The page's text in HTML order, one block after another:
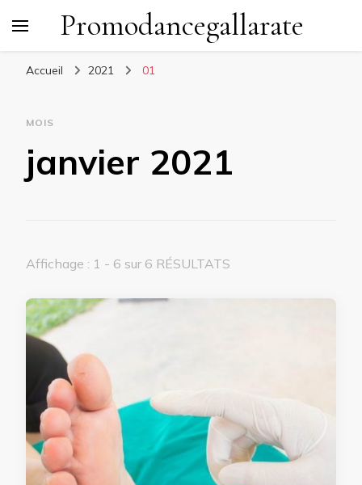
Promodancegallarate
Accueil 2021 01
MOIS
janvier 2021
Affichage : 1 - 6 sur 6 RÉSULTATS